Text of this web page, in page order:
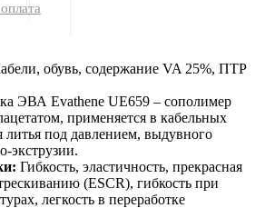
обувь, содержание VA 25%, ПТР
ЭВА Evathene UE659 – сополимер
применяется в кабельных
литья под давлением, выдувного
экструзии.
Гибкость, эластичность, прекрасная
(ESCR), гибкость при
легкость в переработке